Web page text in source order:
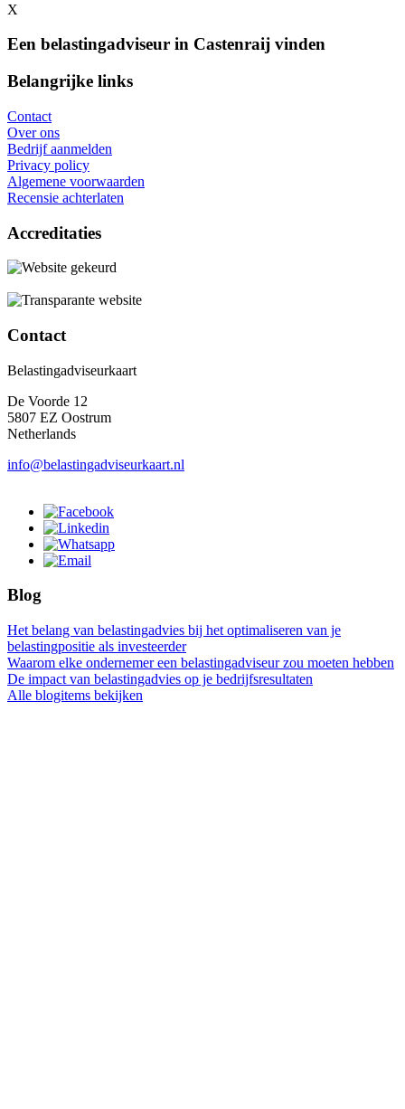
X
Een belastingadviseur in Castenraij vinden
Belangrijke links
Contact
Over ons
Bedrijf aanmelden
Privacy policy
Algemene voorwaarden
Recensie achterlaten
Accreditaties
Contact
Belastingadviseurkaart
De Voorde 12
5807 EZ Oostrum
Netherlands
info@belastingadviseurkaart.nl
Blog
Het belang van belastingadvies bij het optimaliseren van je
belastingpositie als investeerder
Waarom elke ondernemer een belastingadviseur zou moeten hebben
De impact van belastingadvies op je bedrijfsresultaten
Alle blogitems bekijken